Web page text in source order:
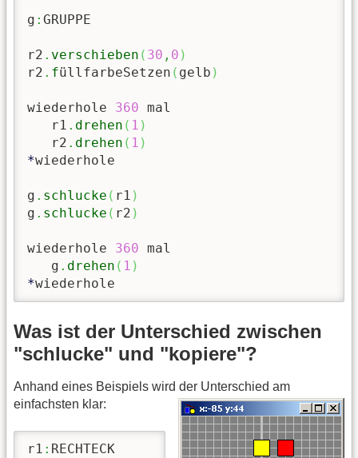
g : GRUPPE
r2 . verschieben ( 30 , 0 )
r2 . füllfarbeSetzen ( gelb )
wiederhole 360 mal
   r1
. drehen ( 1 )
   r2
. drehen ( 1 )
*wiederhole
g . schlucke ( r1 )
g . schlucke ( r2 )
wiederhole 360 mal
   g
. drehen ( 1 )
*wiederhole
Was ist der Unterschied zwischen
"schlucke" und "kopiere"?
Anhand eines Beispiels wird der Unterschied am
einfachsten klar:
r1 : RECHTECK